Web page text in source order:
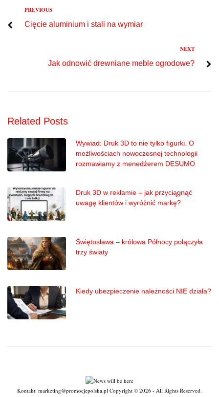
Nawigacja
wpisu
Previous
PREVIOUS
Cięcie aluminium i stali na wymiar
NEXT
Jak odnowić drewniane meble ogrodowe?
Related Posts
Wywiad: Druk 3D to nie tylko figurki. O
możliwościach nowoczesnej technologii
rozmawiamy z menedżerem DESUMO
Druk 3D w reklamie – jak przyciągnąć
uwagę klientów i wyróżnić markę?
Świętosława – królowa Północy połączyła
trzy światy
Kiedy ubezpieczenie należności NIE działa?
Kontakt: marketing@promocjepolska.pl Copyright © 2026 - All Rights Reserved.